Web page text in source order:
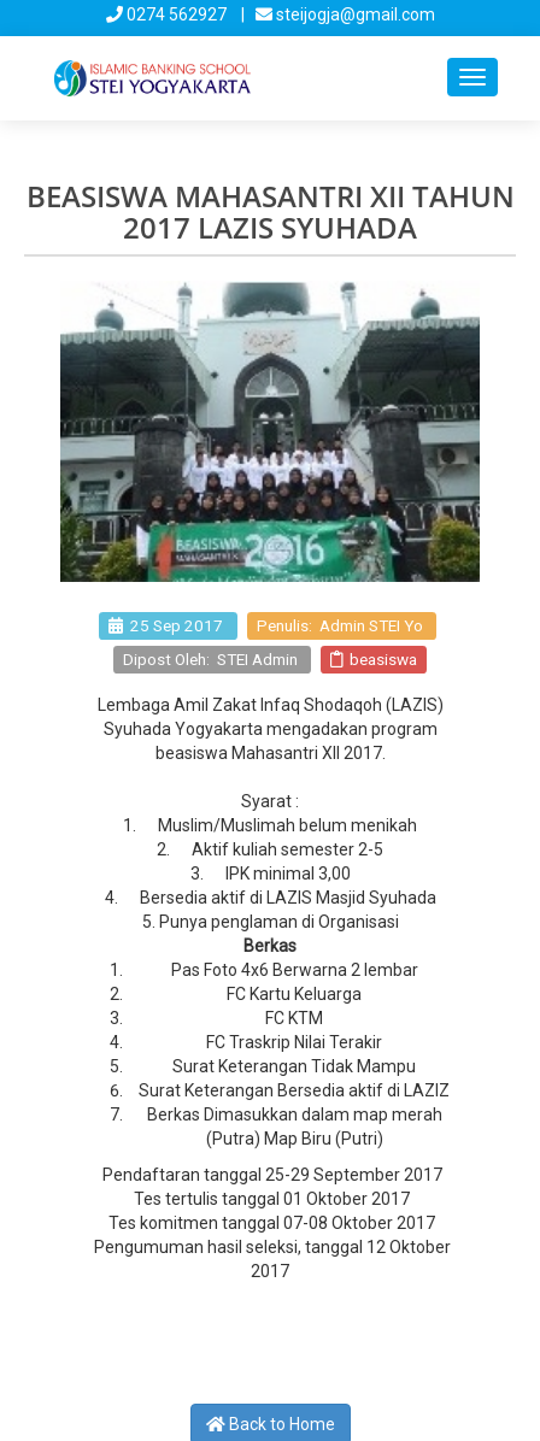
0274 562927 | steijogja@gmail.com
Toggle
BEASISWA MAHASANTRI XII TAHUN
2017 LAZIS SYUHADA
25 Sep 2017
Penulis: Admin STEI Yo
Dipost Oleh: STEI Admin
beasiswa
Lembaga Amil Zakat Infaq Shodaqoh (LAZIS)
Syuhada Yogyakarta mengadakan program
beasiswa Mahasantri XII 2017.
Syarat :
1. Muslim/Muslimah belum menikah
2. Aktif kuliah semester 2-5
3. IPK minimal 3,00
4. Bersedia aktif di LAZIS Masjid Syuhada
5. Punya penglaman di Organisasi
Berkas
Pas Foto 4x6 Berwarna 2 lembar
FC Kartu Keluarga
FC KTM
FC Traskrip Nilai Terakir
Surat Keterangan Tidak Mampu
Surat Keterangan Bersedia aktif di LAZIZ
Berkas Dimasukkan dalam map merah
(Putra) Map Biru (Putri)
Pendaftaran tanggal 25-29 September 2017
Tes tertulis tanggal 01 Oktober 2017
Tes komitmen tanggal 07-08 Oktober 2017
Pengumuman hasil seleksi, tanggal 12 Oktober
2017
Back to Home